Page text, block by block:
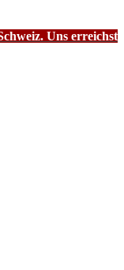
Uns erreichst